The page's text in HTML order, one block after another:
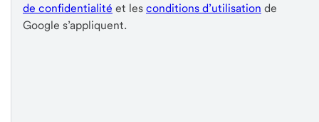
de confidentialité et les conditions d’utilisation de
Google s’appliquent.